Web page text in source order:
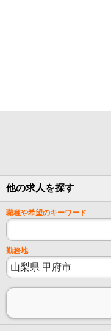
他の求人を探す
職種や希望のキーワード
勤務地